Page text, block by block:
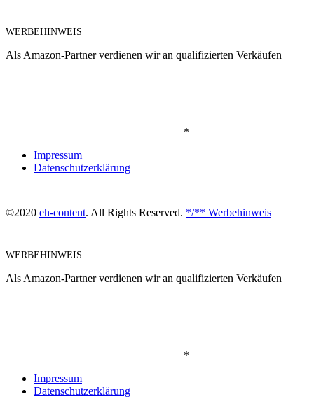
WERBEHINWEIS
Als Amazon-Partner verdienen wir an qualifizierten Verkäufen
*
Impressum
Datenschutzerklärung
©2020 eh-content. All Rights Reserved. */** Werbehinweis
WERBEHINWEIS
Als Amazon-Partner verdienen wir an qualifizierten Verkäufen
*
Impressum
Datenschutzerklärung